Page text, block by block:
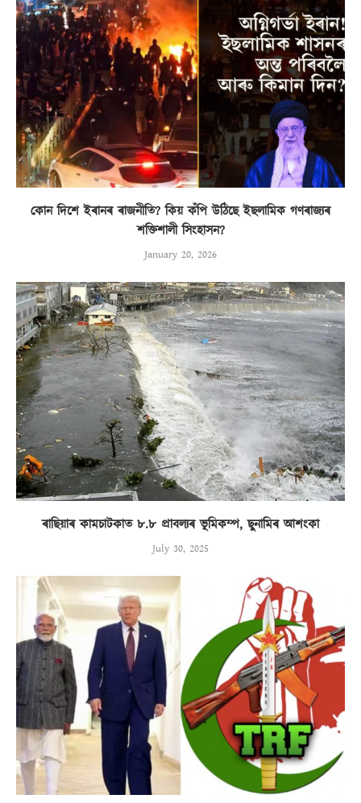
কোন দিশে ইৰানৰ ৰাজনীতি? কিয় কঁপি উঠিছে ইছলামিক গণৰাজ্যৰ
শক্তিশালী সিংহাসন?
January 20, 2026
ৰাছিয়াৰ কামচাটকাত ৮.৮ প্ৰাবল্যৰ ভূমিকম্প, ছুনামিৰ আশংকা
July 30, 2025